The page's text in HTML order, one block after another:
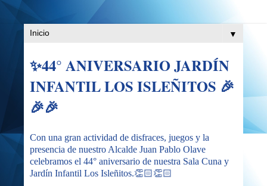
▼
✨44° ANIVERSARIO JARDÍN
INFANTIL LOS ISLEÑITOS 🎉
🎉🎉
Con una gran actividad de disfraces, juegos y la
presencia de nuestro Alcalde Juan Pablo Olave
celebramos el 44° aniversario de nuestra Sala Cuna y
Jardín Infantil Los Isleñitos.👏🏻👏🏻